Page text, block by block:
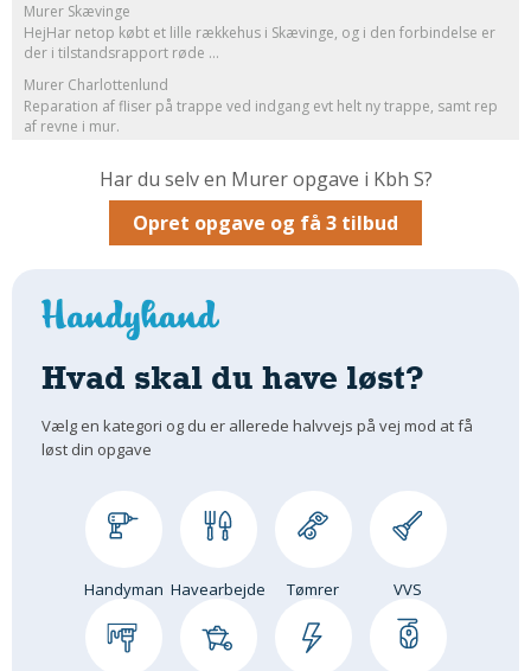
MURER
Nybygning
Reparationer
Om Materialer
GLARMESTER
Udskiftning Og Montage
Tips Og Tricks
Kemi
Båd
Belægning
Murer Skævinge
HejHar netop købt et lille rækkehus i Skævinge, og i den forbindelse er
der i tilstandsrapport røde ...
Murer Charlottenlund
Reparation af fliser på trappe ved indgang evt helt ny trappe, samt rep
af revne i mur.
Har du selv en Murer opgave i Kbh S?
Opret opgave og få 3 tilbud
Hvad skal du have løst?
Vælg en kategori og du er allerede halvvejs på vej mod at få
løst din opgave
Handyman Havearbejde Tømrer VVS